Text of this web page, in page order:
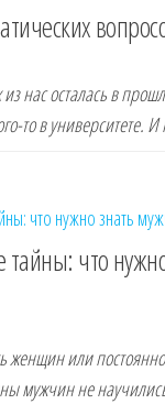
нас осталась в
то в университете. И
что
или постоянно
мужчин не